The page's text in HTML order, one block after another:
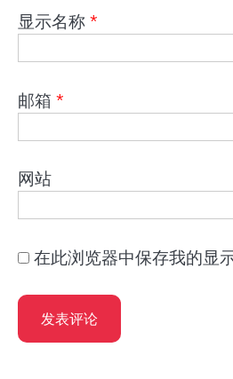
显示名称 *
邮箱 *
网站
在此浏览器中保存我的显